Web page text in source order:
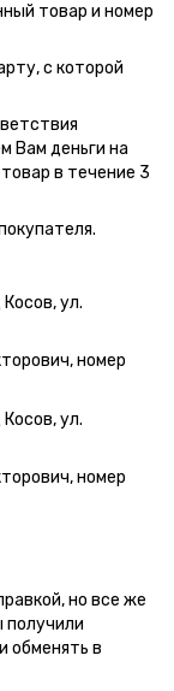
товар и номер
с которой
Вам деньги на
в течение 3
ул.
, номер
ул.
номер
но все же
получили
обменять в